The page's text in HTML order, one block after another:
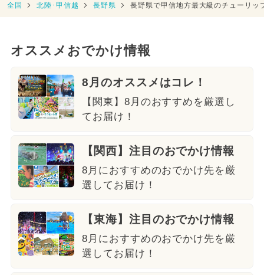
全国 北陸･甲信越 長野県 長野県で甲信地方最大級のチューリ
オススメおでかけ情報
8月のオススメはコレ！
【関東】8月のおすすめを厳選し
てお届け！
【関西】注目のおでかけ情報
8月におすすめのおでかけ先を厳
選してお届け！
【東海】注目のおでかけ情報
8月におすすめのおでかけ先を厳
選してお届け！